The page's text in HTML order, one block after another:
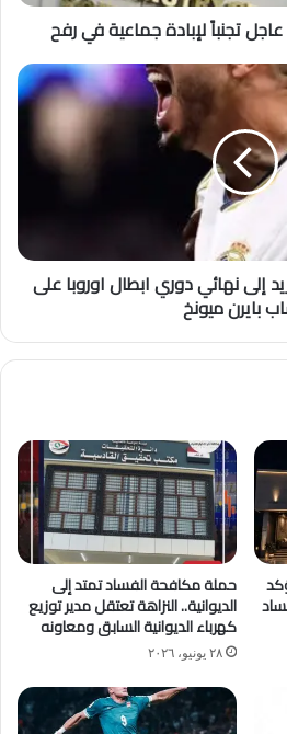
تجنباً لإبادة جماعية في رفح
إلى نهائي دوري ابطال اوروبا على
بايرن ميونخ
حملة مكافحة الفساد تمتد إلى
الديوانية.. النزاهة تعتقل مدير توزيع
كهرباء الديوانية السابق ومعاونه
٢٨ يونيو، ٢٠٢٦